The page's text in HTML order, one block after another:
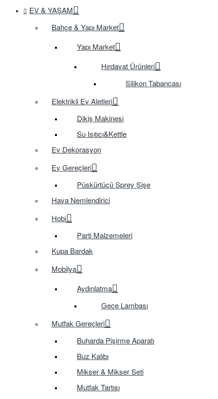
EV & YAŞAM
Bahçe & Yapı Market
Yapı Market
Hırdavat Ürünleri
Silikon Tabancası
Elektrikli Ev Aletleri
Dikiş Makinesi
Su Isıtıcı&Kettle
Ev Dekorasyon
Ev Gereçleri
Püskürtücü Sprey Şişe
Hava Nemlendirici
Hobi
Parti Malzemeleri
Kupa Bardak
Mobilya
Aydınlatma
Gece Lambası
Mutfak Gereçleri
Buharda Pişirme Aparatı
Buz Kalıbı
Mikser & Mikser Seti
Mutfak Tartısı